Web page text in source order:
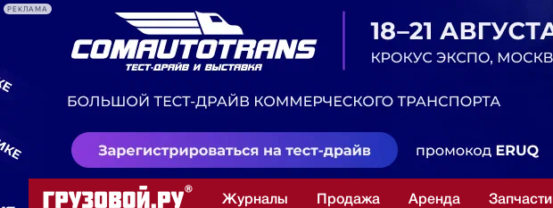
РЕКЛАМА
Журналы Продажа Аренда Запчасти